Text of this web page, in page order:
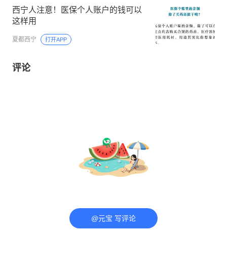
西宁人注意！医保个人账户的钱可以
这样用
夏都西宁 打开APP
评论
@元宝 写评论